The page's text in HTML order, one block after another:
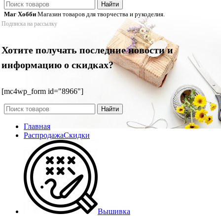
Найти
Маг Хобби Магазин товаров для творчества и рукоделия.
Подписка на рассылку
Хотите получать последние новости и
информацию о скидках?
[mc4wp_form id="8966"]
Найти
Главная
РаспродажаСкидки
Вышивка